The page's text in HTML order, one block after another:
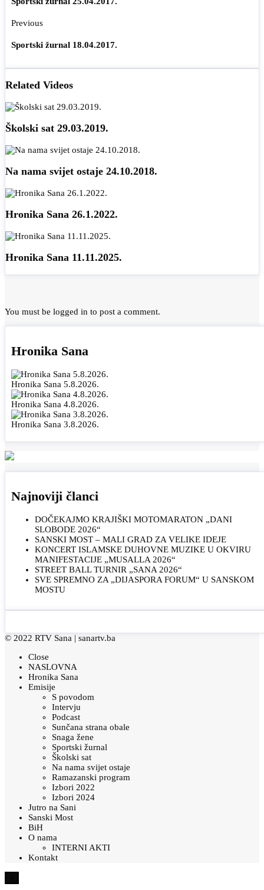
Previous
Sportski žurnal 18.04.2017.
Related Videos
Školski sat 29.03.2019.
Na nama svijet ostaje 24.10.2018.
Hronika Sana 26.1.2022.
Hronika Sana 11.11.2025.
You must be logged in to post a comment.
Hronika Sana
Hronika Sana 5.8.2026.
Hronika Sana 4.8.2026.
Hronika Sana 3.8.2026.
Najnoviji članci
DOČEKAJMO KRAJIŠKI MOTOMARATON „DANI
SLOBODE 2026“
SANSKI MOST – MALI GRAD ZA VELIKE IDEJE
KONCERT ISLAMSKE DUHOVNE MUZIKE U OKVIRU
MANIFESTACIJE „MUSALLA 2026“
STREET BALL TURNIR „SANA 2026“
SVE SPREMNO ZA „DIJASPORA FORUM“ U SANSKOM
MOSTU
© 2022 RTV Sana | sanartv.ba
Close
NASLOVNA
Hronika Sana
Emisije
S povodom
Intervju
Podcast
Sunčana strana obale
Snaga žene
Sportski žurnal
Školski sat
Na nama svijet ostaje
Ramazanski program
Izbori 2022
Izbori 2024
Jutro na Sani
Sanski Most
BiH
O nama
INTERNI AKTI
Kontakt